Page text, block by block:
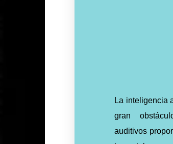
La inteligencia
gran
auditivos